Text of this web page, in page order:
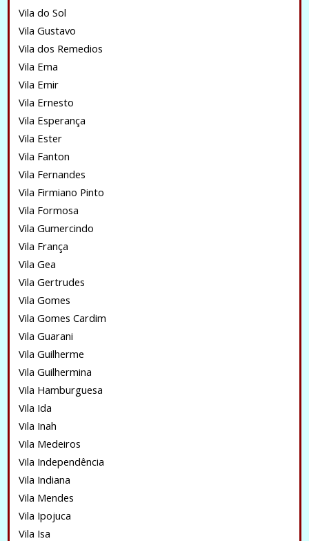
Vila do Sol
Vila Gustavo
Vila dos Remedios
Vila Ema
Vila Emir
Vila Ernesto
Vila Esperança
Vila Ester
Vila Fanton
Vila Fernandes
Vila Firmiano Pinto
Vila Formosa
Vila Gumercindo
Vila França
Vila Gea
Vila Gertrudes
Vila Gomes
Vila Gomes Cardim
Vila Guarani
Vila Guilherme
Vila Guilhermina
Vila Hamburguesa
Vila Ida
Vila Inah
Vila Medeiros
Vila Independência
Vila Indiana
Vila Mendes
Vila Ipojuca
Vila Isa